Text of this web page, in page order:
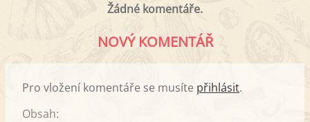
Žádné komentáře.
NOVÝ KOMENTÁŘ
Pro vložení komentáře se musíte přihlásit.
Obsah: